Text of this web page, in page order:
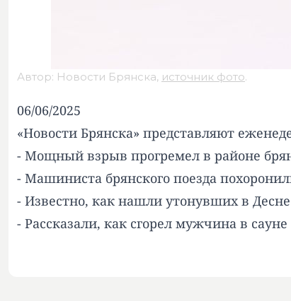
Автор: Новости Брянска, источник фото.
06/06/2025
«Новости Брянска» представляют
- Мощный взрыв прогремел в районе
- Машиниста брянского поезда
- Известно, как нашли утонувших в
- Рассказали, как сгорел мужчина в